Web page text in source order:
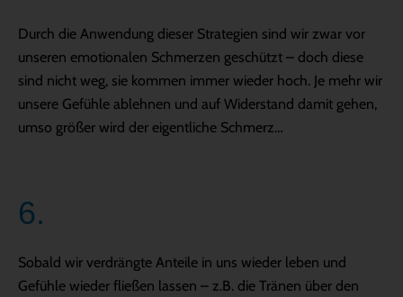
Durch die Anwendung dieser Strategien sind wir zwar vor
unseren emotionalen Schmerzen geschützt – doch diese
sind nicht weg, sie kommen immer wieder hoch. Je mehr wir
unsere Gefühle ablehnen und auf Widerstand damit gehen,
umso größer wird der eigentliche Schmerz…
6.
Sobald wir verdrängte Anteile in uns wieder leben und
Gefühle wieder fließen lassen – z.B. die Tränen über den